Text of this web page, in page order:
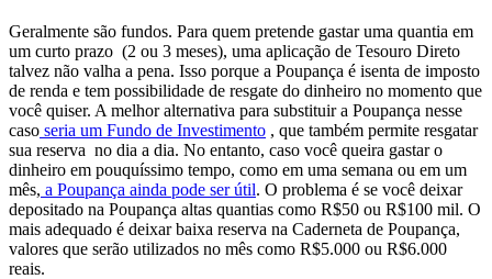
Geralmente são fundos. Para quem pretende gastar uma quantia em
um curto prazo (2 ou 3 meses), uma aplicação de Tesouro Direto
talvez não valha a pena. Isso porque a Poupança é isenta de imposto
de renda e tem possibilidade de resgate do dinheiro no momento que
você quiser. A melhor alternativa para substituir a Poupança nesse
caso seria um Fundo de Investimento , que também permite resgatar
sua reserva no dia a dia. No entanto, caso você queira gastar o
dinheiro em pouquíssimo tempo, como em uma semana ou em um
mês, a Poupança ainda pode ser útil. O problema é se você deixar
depositado na Poupança altas quantias como R$50 ou R$100 mil. O
mais adequado é deixar baixa reserva na Caderneta de Poupança,
valores que serão utilizados no mês como R$5.000 ou R$6.000
reais.